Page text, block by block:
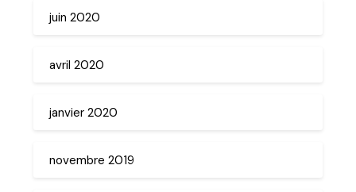
juin 2020
avril 2020
janvier 2020
novembre 2019